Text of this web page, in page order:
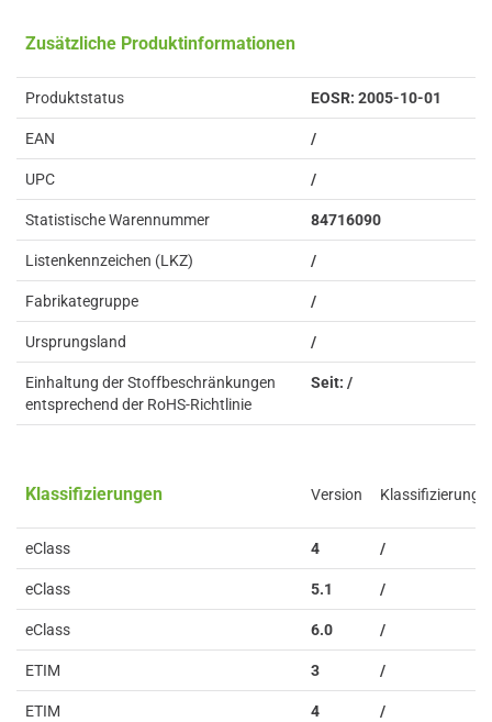
Zusätzliche Produktinformationen
Produktstatus EOSR: 2005-10-01
EAN /
UPC /
Statistische Warennummer 84716090
Listenkennzeichen (LKZ) /
Fabrikategruppe /
Ursprungsland /
Einhaltung der Stoffbeschränkungen
entsprechend der RoHS-Richtlinie
Seit: /
Klassifizierungen Version Klassifizierung
eClass 4 /
eClass 5.1 /
eClass 6.0 /
ETIM 3 /
ETIM 4 /